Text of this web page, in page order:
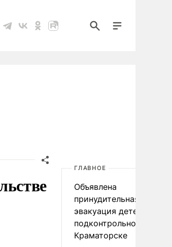
ГЛАВНОЕ
Объявлена
принудительная
эвакуация детей в
подконтрольном Киеву
Краматорске